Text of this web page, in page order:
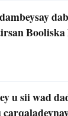
u sii wad